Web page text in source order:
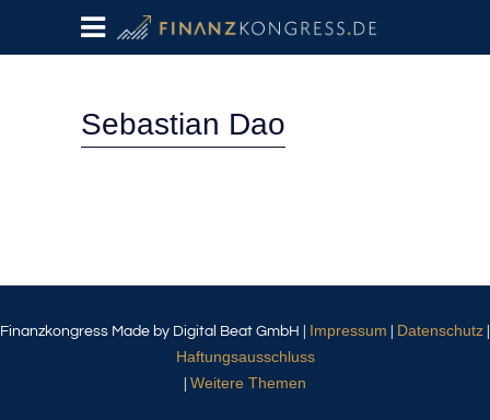
Sebastian Dao
Finanzkongress Made by Digital Beat GmbH | Impressum Datenschutz
Haftungsausschluss
Weitere Themen